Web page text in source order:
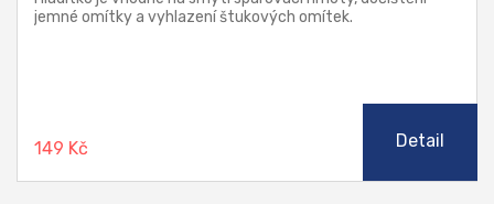
jemné omítky a vyhlazení štukových omítek.
149 Kč Detail